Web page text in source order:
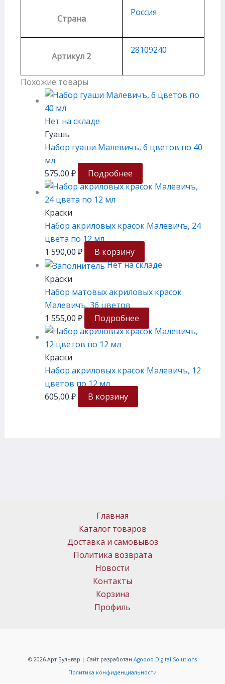
Страна
Россия
Артикул 2
28109240
Похожие товары
Нет на складе
Гуашь
Набор гуаши Малевичъ, 6 цветов по 40
мл
575,00 ₽ Подробнее
Краски
Набор акриловых красок Малевичъ, 24
цвета по 12 мл
1 590,00 ₽
В корзину
Нет на складе
Краски
Набор матовых акриловых красок
Малевичъ, 36 цветов
1 555,00 ₽ Подробнее
Краски
Набор акриловых красок Малевичъ, 12
цветов по 12 мл
605,00 ₽ В корзину
Главная
Каталог товаров
Доставка и самовывоз
Политика возврата
Новости
Контакты
Корзина
Профиль
© 2026 Арт Бульвар | Сайт разработан Agodoo Digital Solutions
Политика конфиденциальности